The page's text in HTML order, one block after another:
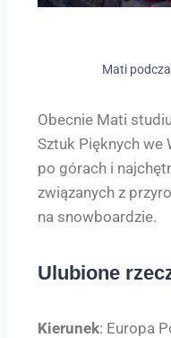
Mati
Obecnie Mati
Sztuk Pięknych we
po górach i
związanych z
na snowboardzie.
Ulubione
Kierunek: Europa